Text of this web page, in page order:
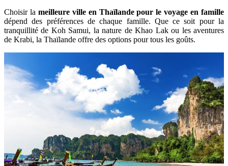
Choisir la meilleure ville en Thaïlande pour le voyage en famille
dépend des préférences de chaque famille. Que ce soit pour la
tranquillité de Koh Samui, la nature de Khao Lak ou les aventures
de Krabi, la Thaïlande offre des options pour tous les goûts.